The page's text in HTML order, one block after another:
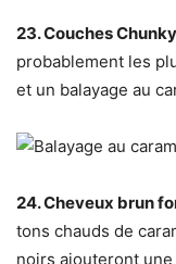
23. Couches
probablement les
et un balayage au
24. Cheveux brun
tons chauds de
noirs ajouteront